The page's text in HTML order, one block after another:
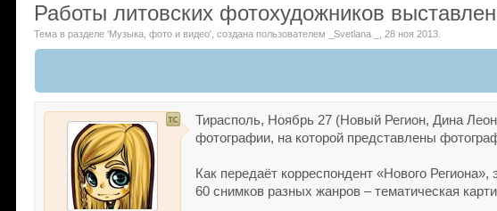
Работы литовских фотохудожников
Тема в разделе 'Музыка, фото и видео' , создана пользователем _Svetlana _ ,28 ноя 2013
Тирасполь, Ноябрь 27 (Новый Регион, Дина
фотографии, на которой представлены
Как передаёт корреспондент «Нового
60 снимков разных жанров – тематическая